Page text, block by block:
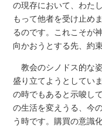
の現存において、わた
もって他者を受け止め
るのです。これこそが
向かおうとする先、約
教会のシノドス的な
盛り立てようとしてい
の時でもあると示唆し
の生活を変えうる、今
う時です。購買の意識